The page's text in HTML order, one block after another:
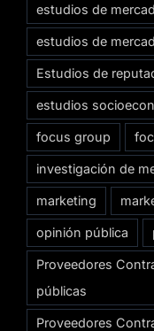
estudios de
estudios de
Estudios de
estudios
focus group
investigación de
marketing
opinión pública
Proveedores
públicas
Proveedores